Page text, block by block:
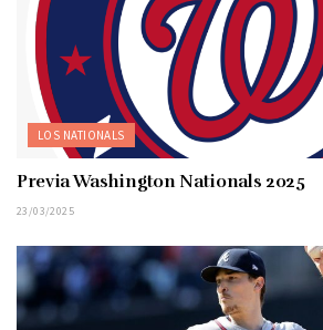
LOS NATIONALS
Previa Washington Nationals 2025
23/03/2025